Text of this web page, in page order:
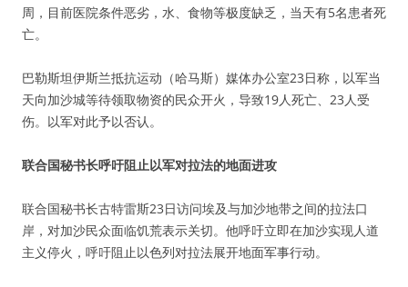
周，目前医院条件恶劣，水、食物等极度缺乏，当天有5名患者死
亡。
巴勒斯坦伊斯兰抵抗运动（哈马斯）媒体办公室23日称，以军当
天向加沙城等待领取物资的民众开火，导致19人死亡、23人受
伤。以军对此予以否认。
联合国秘书长呼吁阻止以军对拉法的地面进攻
联合国秘书长古特雷斯23日访问埃及与加沙地带之间的拉法口
岸，对加沙民众面临饥荒表示关切。他呼吁立即在加沙实现人道
主义停火，呼吁阻止以色列对拉法展开地面军事行动。